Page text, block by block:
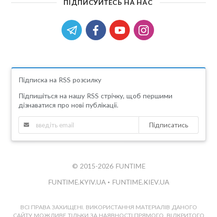
ПІДПИСУЙТЕСЬ НА НАС
Підписка на RSS розсилку
Підпишіться на нашу RSS стрічку, щоб першими
дізнаватися про нові публікації.
Підписатись
© 2015-2026 FUNTIME
FUNTIME.KYIV.UA • FUNTIME.KIEV.UA
ВСІ ПРАВА ЗАХИЩЕНІ. ВИКОРИСТАННЯ МАТЕРІАЛІВ ДАНОГО
САЙТУ МОЖЛИВЕ ТІЛЬКИ ЗА НАЯВНОСТІ ПРЯМОГО, ВІДКРИТОГО